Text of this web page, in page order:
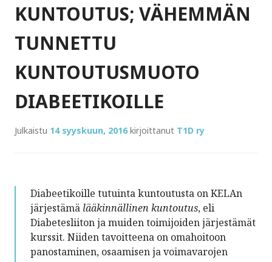
KUNTOUTUS; VÄHEMMÄN
TUNNETTU
KUNTOUTUSMUOTO
DIABEETIKOILLE
Julkaistu 14 syyskuun, 2016 kirjoittanut T1D ry
Diabeetikoille tutuinta kuntoutusta on KELAn
järjestämä lääkinnällinen kuntoutus, eli
Diabetesliiton ja muiden toimijoiden järjestämät
kurssit. Niiden tavoitteena on omahoitoon
panostaminen, osaamisen ja voimavarojen